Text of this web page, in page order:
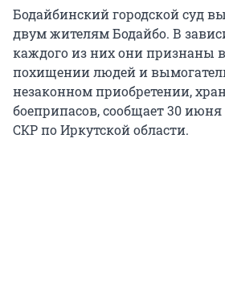
Бодайбинский городской суд
двум жителям Бодайбо. В
каждого из них они признаны
похищении людей и
незаконном приобретении,
боеприпасов, сообщает 30
СКР по Иркутской области.